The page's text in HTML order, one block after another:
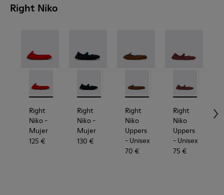
más
tiempo.
Right Niko
Right Niko - K201945-003 - Bailarinas rojas de textil
Right Niko - K201945-002
Right
Niko -
Mujer
125 €
Right Niko - K201944-001 - Bailarinas
Right Niko - K201944-004
Right
Niko -
Mujer
130 €
Right Niko Uppers -
Right Niko Uppers
Right
Niko
Uppers
- Unisex
70 €
Right Niko
Right
Niko
Uppers
- Unisex
75 €